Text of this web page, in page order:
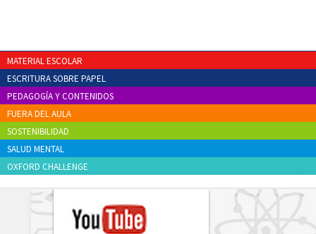
MATERIAL ESCOLAR
ESCRITURA SOBRE PAPEL
PEDAGOGÍA Y CONTENIDOS
FUERA DEL AULA
SOSTENIBILIDAD
SALUD MENTAL
OXFORD CHALLENGE